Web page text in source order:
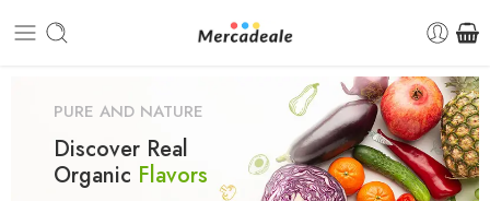
PURE AND NATURE
Discover Real
Organic Flavors